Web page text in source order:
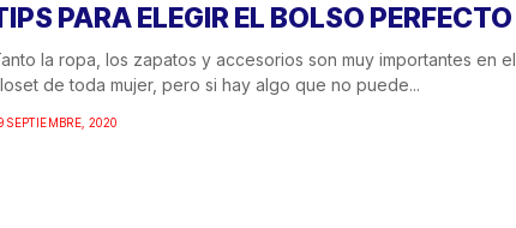
PARA ELEGIR EL BOLSO PERFECTO
la ropa, los zapatos y accesorios son muy importantes en el
de toda mujer, pero si hay algo que no puede...
SEPTIEMBRE, 2020